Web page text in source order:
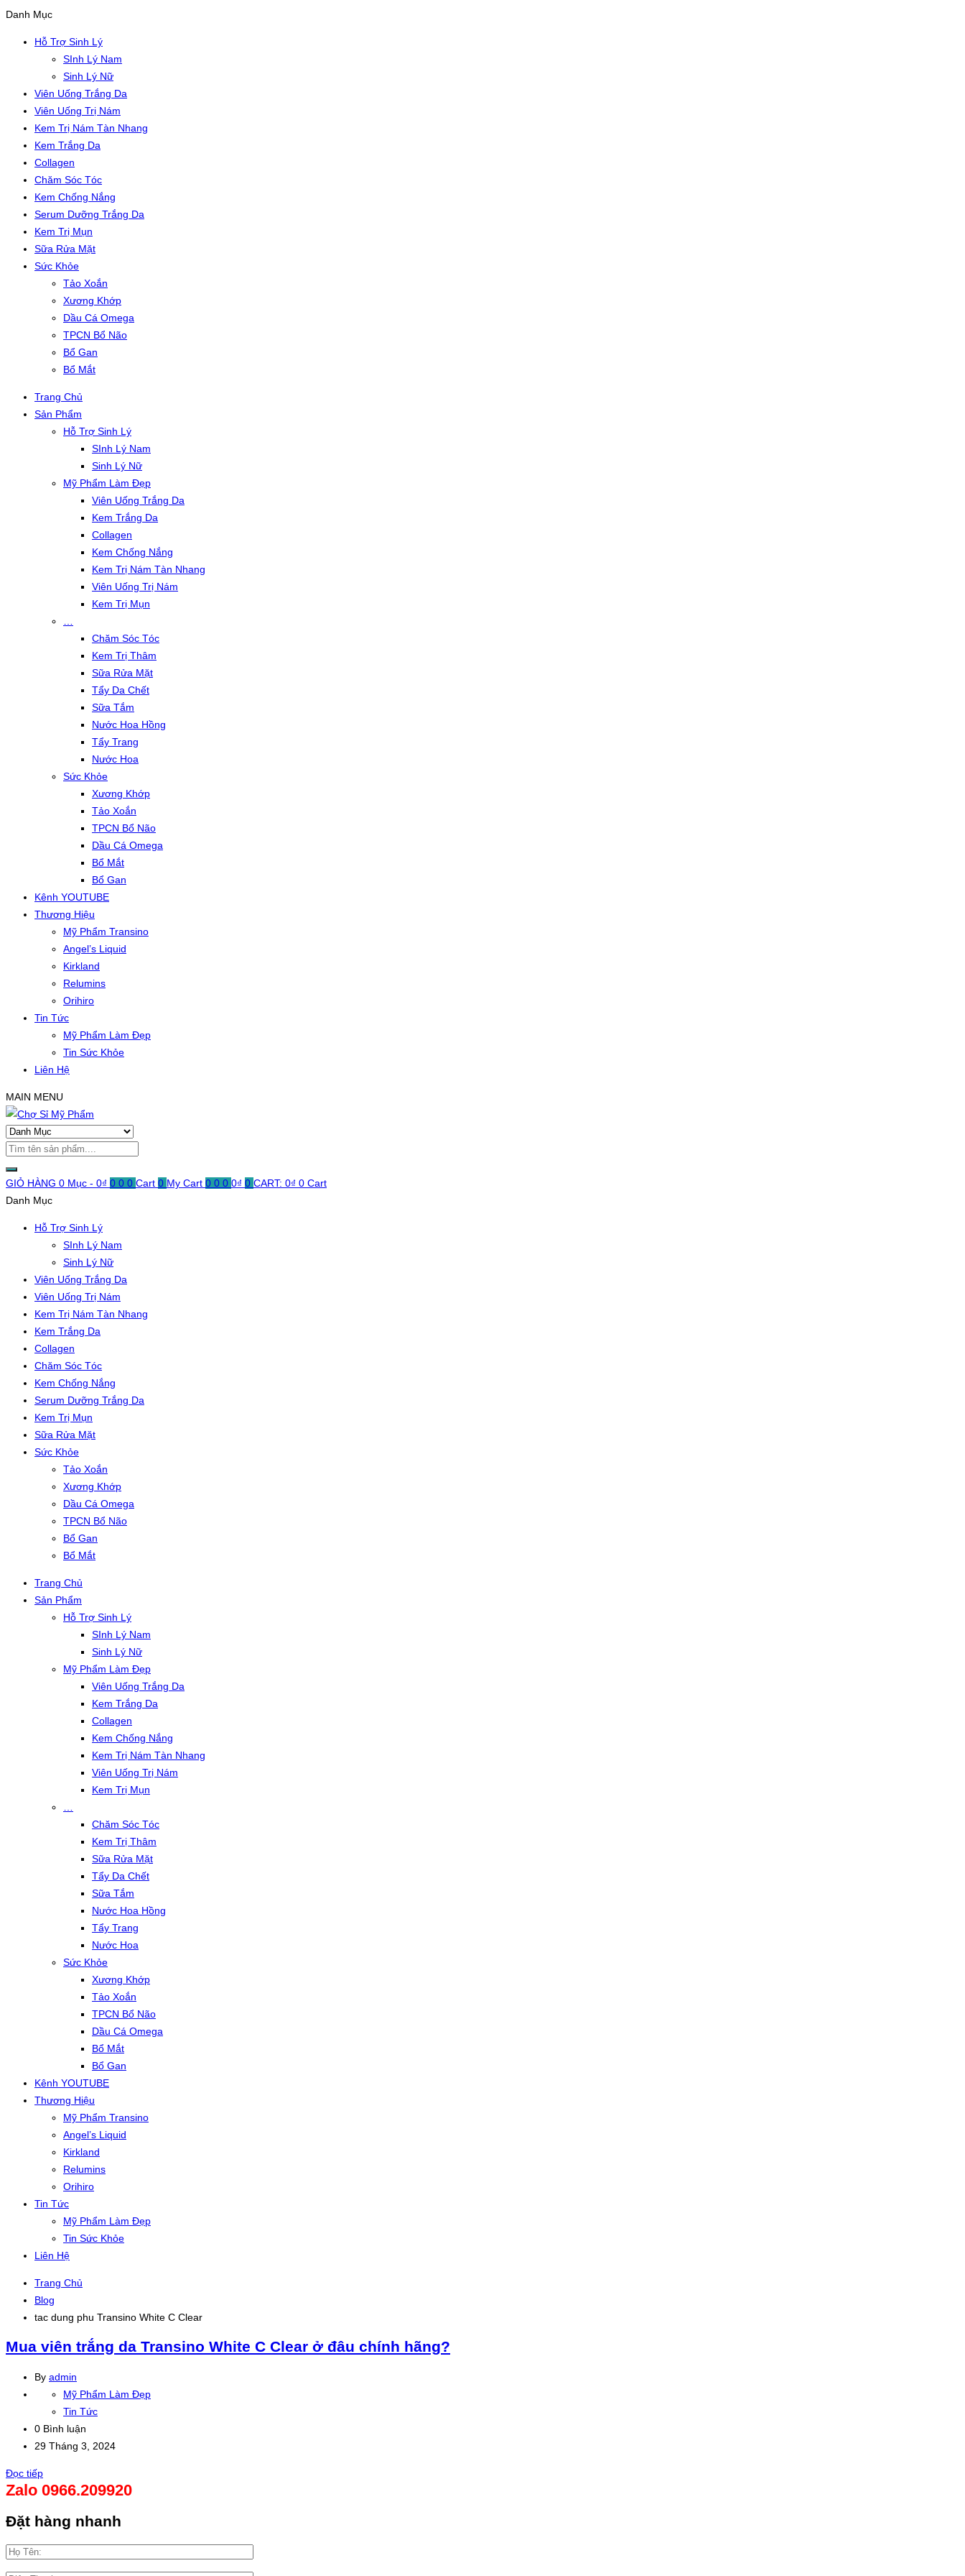
Danh Mục
Hỗ Trợ Sinh Lý
SInh Lý Nam
Sinh Lý Nữ
Viên Uống Trắng Da
Viên Uống Trị Nám
Kem Trị Nám Tàn Nhang
Kem Trắng Da
Collagen
Chăm Sóc Tóc
Kem Chống Nắng
Serum Dưỡng Trắng Da
Kem Trị Mụn
Sữa Rửa Mặt
Sức Khỏe
Tảo Xoắn
Xương Khớp
Dầu Cá Omega
TPCN Bổ Não
Bổ Gan
Bổ Mắt
Trang Chủ
Sản Phẩm
Hỗ Trợ Sinh Lý
SInh Lý Nam
Sinh Lý Nữ
Mỹ Phẩm Làm Đẹp
Viên Uống Trắng Da
Kem Trắng Da
Collagen
Kem Chống Nắng
Kem Trị Nám Tàn Nhang
Viên Uống Trị Nám
Kem Trị Mụn
Chăm Sóc Tóc
Kem Trị Thâm
Sữa Rửa Mặt
Tẩy Da Chết
Sữa Tắm
Nước Hoa Hồng
Tẩy Trang
Nước Hoa
Sức Khỏe
Xương Khớp
Tảo Xoắn
TPCN Bổ Não
Dầu Cá Omega
Bổ Mắt
Bổ Gan
Kênh YOUTUBE
Thương Hiệu
Mỹ Phẩm Transino
Angel’s Liquid
Kirkland
Relumins
Orihiro
Tin Tức
Mỹ Phẩm Làm Đẹp
Tin Sức Khỏe
Liên Hệ
MAIN MENU
GIỎ HÀNG 0 Mục - 0₫ 0 0 0 Cart 0 My Cart 0 0 0 0₫ 0 CART: 0₫ 0 Cart
Danh Mục
Hỗ Trợ Sinh Lý
SInh Lý Nam
Sinh Lý Nữ
Viên Uống Trắng Da
Viên Uống Trị Nám
Kem Trị Nám Tàn Nhang
Kem Trắng Da
Collagen
Chăm Sóc Tóc
Kem Chống Nắng
Serum Dưỡng Trắng Da
Kem Trị Mụn
Sữa Rửa Mặt
Sức Khỏe
Tảo Xoắn
Xương Khớp
Dầu Cá Omega
TPCN Bổ Não
Bổ Gan
Bổ Mắt
Trang Chủ
Sản Phẩm
Hỗ Trợ Sinh Lý
SInh Lý Nam
Sinh Lý Nữ
Mỹ Phẩm Làm Đẹp
Viên Uống Trắng Da
Kem Trắng Da
Collagen
Kem Chống Nắng
Kem Trị Nám Tàn Nhang
Viên Uống Trị Nám
Kem Trị Mụn
Chăm Sóc Tóc
Kem Trị Thâm
Sữa Rửa Mặt
Tẩy Da Chết
Sữa Tắm
Nước Hoa Hồng
Tẩy Trang
Nước Hoa
Sức Khỏe
Xương Khớp
Tảo Xoắn
TPCN Bổ Não
Dầu Cá Omega
Bổ Mắt
Bổ Gan
Kênh YOUTUBE
Thương Hiệu
Mỹ Phẩm Transino
Angel’s Liquid
Kirkland
Relumins
Orihiro
Tin Tức
Mỹ Phẩm Làm Đẹp
Tin Sức Khỏe
Liên Hệ
Trang Chủ
Blog
tac dung phu Transino White C Clear
Mua viên trắng da Transino White C Clear ở đâu chính hãng?
By admin
Mỹ Phẩm Làm Đẹp
Tin Tức
0 Bình luận
29 Tháng 3, 2024
Đọc tiếp
Zalo 0966.209920
Đặt hàng nhanh